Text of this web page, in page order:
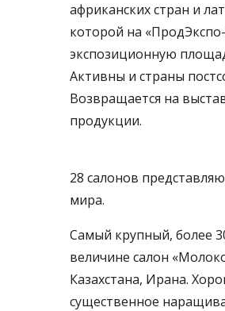
африканских стран и
которой на
экспозиционную
Активны и страны
Возвра­щается на
продукции.
28 салонов
мира.
Самый крупный, более
величине салон
Казахстана, Ирана.
существенное